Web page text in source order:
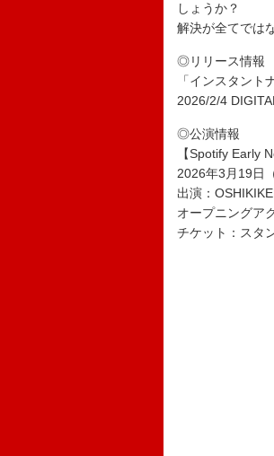
しょうか？
解決が全てでは
◎リリース情報
「インスタント
2026/2/4
◎公演情報
【Spotify Early
2026年3月19日
出演：
オープニングア
チケット：スタ